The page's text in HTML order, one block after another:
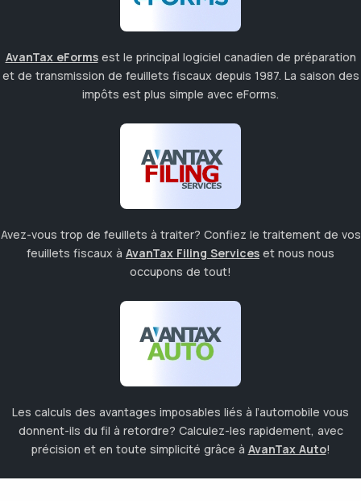
Avez-vous trop de feuillets à traiter? Confiez le traitement de vos
feuillets fiscaux à AvanTax Filing Services et nous nous
occupons de tout!
AvanTax eForms est le principal logiciel canadien de préparation
et de transmission de feuillets fiscaux depuis 1987. La saison des
impôts est plus simple avec eForms.
Les calculs des avantages imposables liés à l’automobile vous
donnent-ils du fil à retordre? Calculez-les rapidement, avec
précision et en toute simplicité grâce à AvanTax Auto!